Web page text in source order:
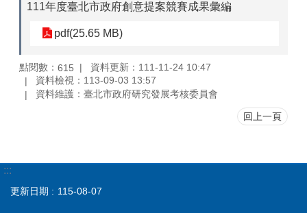
111年度臺北市政府創意提案競賽成果彙編
pdf(25.65 MB)
點閱數： 615
資料更新：111-11-24 10:47
資料檢視：113-09-03 13:57
資料維護：臺北市政府研究發展考核委員會
回上一頁
:::
更新日期 115-08-07